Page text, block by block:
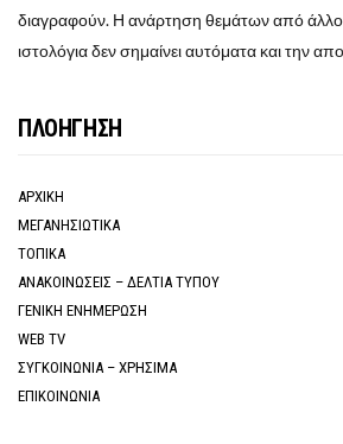
διαγραφούν. Η ανάρτηση θεμάτων από
ιστολόγια δεν σημαίνει αυτόματα και την
ΠΛΟΗΓΗΣΗ
ΑΡΧΙΚΗ
ΜΕΓΑΝΗΣΙΩΤΙΚΑ
ΤΟΠΙΚΑ
ΑΝΑΚΟΙΝΩΣΕΙΣ – ΔΕΛΤΙΑ ΤΥΠΟΥ
ΓΕΝΙΚΗ ΕΝΗΜΕΡΩΣΗ
WEB TV
ΣΥΓΚΟΙΝΩΝΙΑ – ΧΡΗΣΙΜΑ
ΕΠΙΚΟΙΝΩΝΙΑ